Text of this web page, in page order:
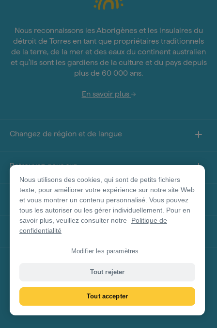
Nous reconnaissons les Aborigènes et les insulaires du
détroit de Torres en tant que propriétaires traditionnels
de la terre, de la mer et des eaux du continent australien
et qu'ils sont les gardiens de la culture et du pays depuis
plus de 60 000 ans.
En savoir plus
Changez de région et de langue
Retrouvez-nous sur
À propos de ce site
Autres sites
Nous utilisons des cookies, qui sont de petits fichiers
texte, pour améliorer votre expérience sur notre site Web
et vous montrer un contenu personnalisé. Vous pouvez
tous les autoriser ou les gérer individuellement. Pour en
savoir plus, veuillez consulter notre
Politique de
confidentialité
Tout accepter
Tout rejeter
Modifier les paramètres